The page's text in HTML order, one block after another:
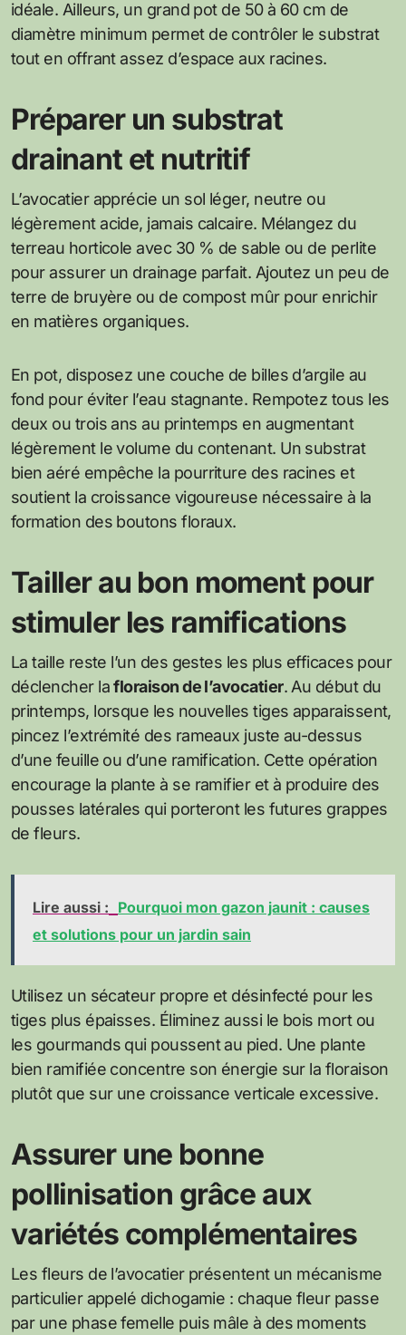
idéale. Ailleurs, un grand pot de 50 à 60 cm de
diamètre minimum permet de contrôler le substrat
tout en offrant assez d’espace aux racines.
Préparer un substrat
drainant et nutritif
L’avocatier apprécie un sol léger, neutre ou
légèrement acide, jamais calcaire. Mélangez du
terreau horticole avec 30 % de sable ou de perlite
pour assurer un drainage parfait. Ajoutez un peu de
terre de bruyère ou de compost mûr pour enrichir
en matières organiques.
En pot, disposez une couche de billes d’argile au
fond pour éviter l’eau stagnante. Rempotez tous les
deux ou trois ans au printemps en augmentant
légèrement le volume du contenant. Un substrat
bien aéré empêche la pourriture des racines et
soutient la croissance vigoureuse nécessaire à la
formation des boutons floraux.
Tailler au bon moment pour
stimuler les ramifications
La taille reste l’un des gestes les plus efficaces pour
déclencher lafloraison de l’avocatier. Au début du
printemps, lorsque les nouvelles tiges apparaissent,
pincez l’extrémité des rameaux juste au-dessus
d’une feuille ou d’une ramification. Cette opération
encourage la plante à se ramifier et à produire des
pousses latérales qui porteront les futures grappes
de fleurs.
Lire aussi : Pourquoi mon gazon jaunit : causes
et solutions pour un jardin sain
Utilisez un sécateur propre et désinfecté pour les
tiges plus épaisses. Éliminez aussi le bois mort ou
les gourmands qui poussent au pied. Une plante
bien ramifiée concentre son énergie sur la floraison
plutôt que sur une croissance verticale excessive.
Assurer une bonne
pollinisation grâce aux
variétés complémentaires
Les fleurs de l’avocatier présentent un mécanisme
particulier appelé dichogamie : chaque fleur passe
par une phase femelle puis mâle à des moments